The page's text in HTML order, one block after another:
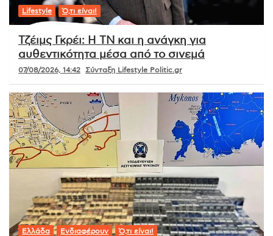
Lifestyle Ό,τι είναι!
Τζέιμς Γκρέι: Η ΤΝ και η ανάγκη για
αυθεντικότητα μέσα από το σινεμά
07/08/2026, 14:42 Σύνταξη Lifestyle Politic.gr
Ελλάδα Ενδιαφέρουν Ό,τι είναι!